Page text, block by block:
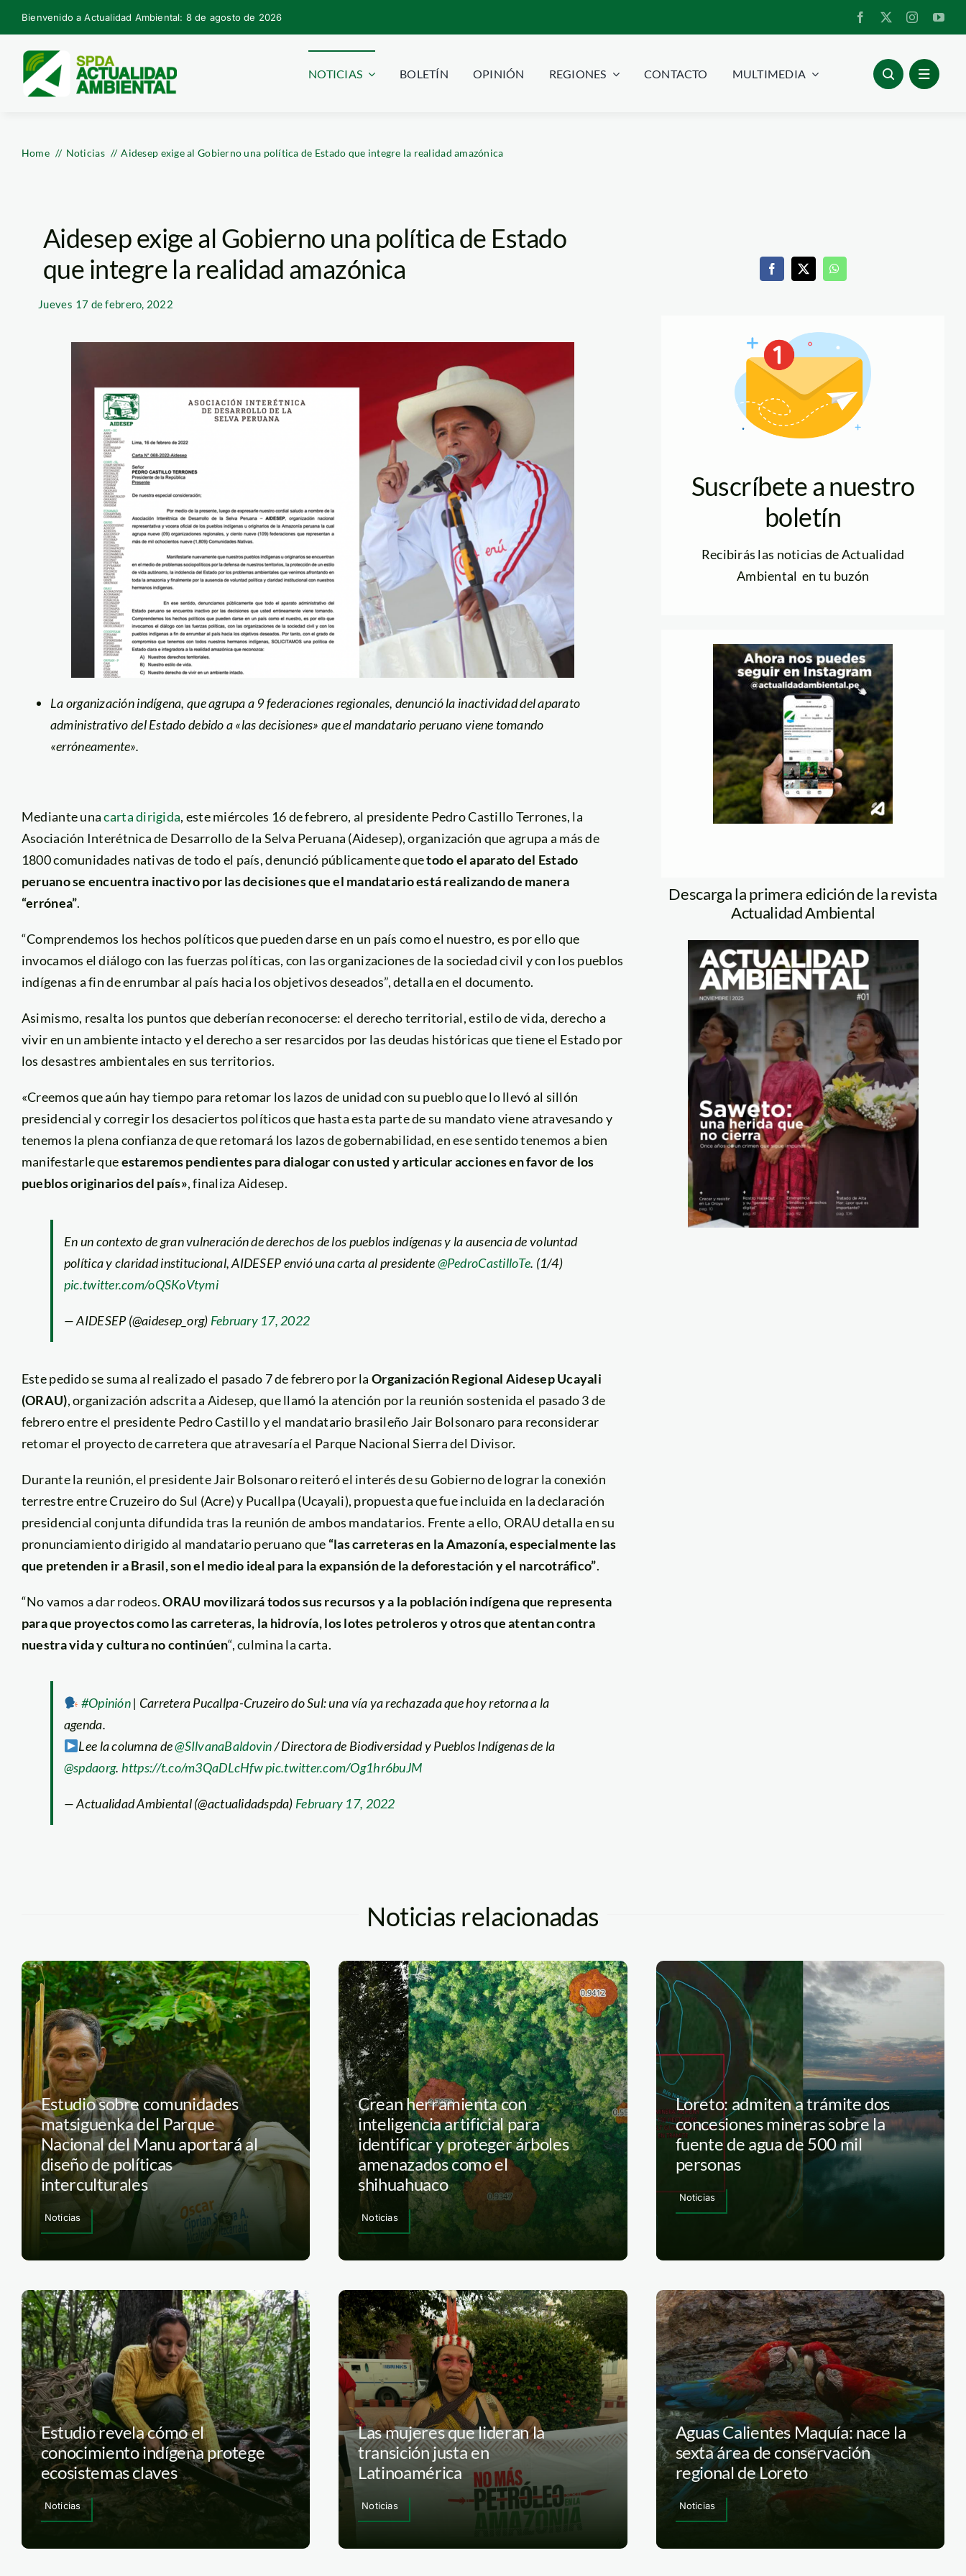
Skip
to
content
Bienvenido a Actualidad Ambiental: 8 de agosto de 2026
NOTICIAS BOLETÍN OPINIÓN REGIONES CONTACTO MULTIMEDIA
Home Noticias Aidesep exige al Gobierno una política de Estado que integre la realidad amazónica
Aidesep exige al Gobierno una política de Estado
que integre la realidad amazónica
Jueves 17 de febrero, 2022
La organización indígena, que agrupa a 9 federaciones regionales, denunció la inactividad del aparato
administrativo del Estado debido a «las decisiones» que el mandatario peruano viene tomando
«erróneamente».
Mediante unacarta dirigida, este miércoles 16 de febrero, al presidente Pedro Castillo Terrones, la
Asociación Interétnica de Desarrollo de la Selva Peruana (Aidesep), organización que agrupa a más de
1800 comunidades nativas de todo el país, denunció públicamente quetodo el aparato del Estado
peruano se encuentra inactivo por las decisiones que el mandatario está realizando de manera
“errónea”.
“Comprendemos los hechos políticos que pueden darse en un país como el nuestro, es por ello que
invocamos el diálogo con las fuerzas políticas, con las organizaciones de la sociedad civil y con los pueblos
indígenas a fin de enrumbar al país hacia los objetivos deseados”, detalla en el documento.
Asimismo, resalta los puntos que deberían reconocerse: el derecho territorial, estilo de vida, derecho a
vivir en un ambiente intacto y el derecho a ser resarcidos por las deudas históricas que tiene el Estado por
los desastres ambientales en sus territorios.
«Creemos que aún hay tiempo para retomar los lazos de unidad con su pueblo que lo llevó al sillón
presidencial y corregir los desaciertos políticos que hasta esta parte de su mandato viene atravesando y
tenemos la plena confianza de que retomará los lazos de gobernabilidad, en ese sentido tenemos a bien
manifestarle queestaremos pendientes para dialogar con usted y articular acciones en favor de los
pueblos originarios del país», finaliza Aidesep.
En un contexto de gran vulneración de derechos de los pueblos indígenas y la ausencia de voluntad
política y claridad institucional, AIDESEP envió una carta al presidente@PedroCastilloTe. (1/4)
pic.twitter.com/oQSKoVtymi
— AIDESEP (@aidesep_org) February 17, 2022
Este pedido se suma al realizado el pasado 7 de febrero por la Organización Regional Aidesep Ucayali
(ORAU), organización adscrita a Aidesep, que llamó la atención por la reunión sostenida el pasado 3 de
febrero entre el presidente Pedro Castillo y el mandatario brasileño Jair Bolsonaro para reconsiderar
retomar el proyecto de carretera que atravesaría el Parque Nacional Sierra del Divisor.
Durante la reunión, el presidente Jair Bolsonaro reiteró el interés de su Gobierno de lograr la conexión
terrestre entre Cruzeiro do Sul (Acre) y Pucallpa (Ucayali), propuesta que fue incluida en la declaración
presidencial conjunta difundida tras la reunión de ambos mandatarios. Frente a ello, ORAU detalla en su
pronunciamiento dirigido al mandatario peruano que “las carreteras en la Amazonía, especialmente las
que pretenden ir a Brasil, son el medio ideal para la expansión de la deforestación y el narcotráfico”.
“No vamos a dar rodeos.ORAU movilizará todos sus recursos y a la población indígena que representa
para que proyectos como las carreteras, la hidrovía, los lotes petroleros y otros que atentan contra
nuestra vida y cultura no continúen“, culmina la carta.
#Opinión| Carretera Pucallpa-Cruzeiro do Sul: una vía ya rechazada que hoy retorna a la
agenda.
Lee la columna de@SIlvanaBaldovin/ Directora de Biodiversidad y Pueblos Indígenas de la
@spdaorg. https://t.co/m3QaDLcHfwpic.twitter.com/Og1hr6buJM
— Actualidad Ambiental (@actualidadspda) February 17, 2022
Suscríbete a nuestro
boletín
Recibirás las noticias de Actualidad
Ambiental en tu buzón
Descarga la primera edición de la revista
Actualidad Ambiental
Noticias relacionadas
Estudio sobre comunidades
matsiguenka del Parque
Nacional del Manu aportará al
diseño de políticas
interculturales
Noticias
Crean herramienta con
inteligencia artificial para
identificar y proteger árboles
amenazados como el
shihuahuaco
Noticias
Loreto: admiten a trámite dos
concesiones mineras sobre la
fuente de agua de 500 mil
personas
Noticias
Estudio revela cómo el
conocimiento indígena protege
ecosistemas claves
Noticias
Las mujeres que lideran la
transición justa en
Latinoamérica
Noticias
Aguas Calientes Maquía: nace la
sexta área de conservación
regional de Loreto
Noticias